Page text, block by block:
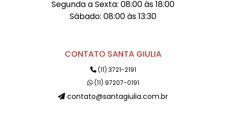
Segunda a Sexta: 08:00 às 18:00
Sábado: 08:00 às 13:30
CONTATO SANTA GIULIA
(11) 3721-2191
(11) 97207-0191
contato@santagiulia.com.br